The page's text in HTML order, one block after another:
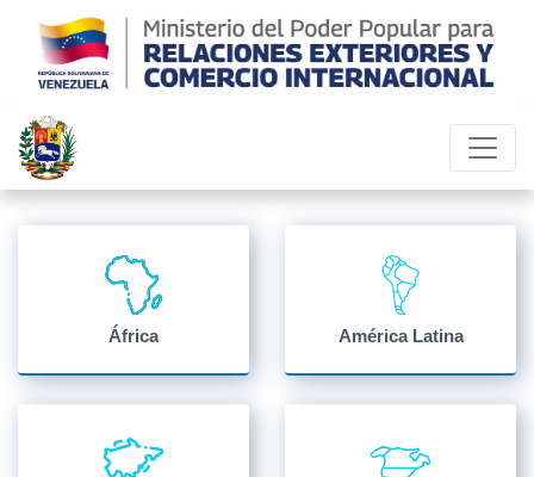
África América Latina